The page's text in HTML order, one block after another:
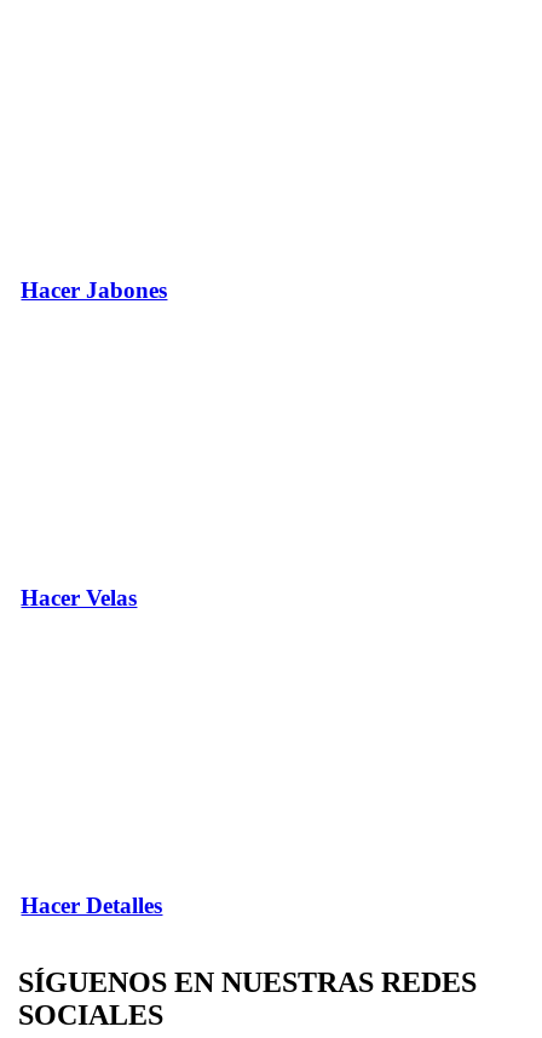
Hacer Jabones
Hacer Velas
Hacer Detalles
SÍGUENOS EN NUESTRAS REDES
SOCIALES